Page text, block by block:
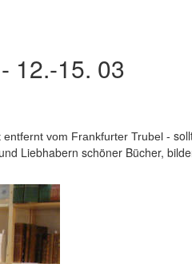
12.-15. 03
entfernt vom Frankfurter Trubel -
Liebhabern schöner Bücher,